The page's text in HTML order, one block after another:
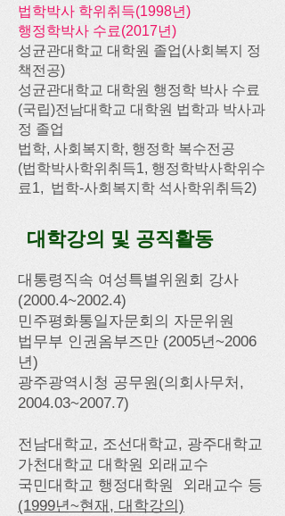
법학박사 학위취득(1998년)
행정학박사 수료(2017년)
성균관대학교 대학원 졸업(사회복지 정
책전공)
성균관대학교 대학원 행정학 박사 수료
​(국립)전남대학교 대학원 법학과 박사과
정 졸업
법학, 사회복지학, 행정학 복수전공​
​(법학박사학위취득1, 행정학박사학위수
료1, 법학-사회복지학 석사학위취득2)
대학강의 및 공직활동
대통령직속 여성특별위원회 강사
(2000.4~2002.4)
민주평화통일자문회의 자문위원
​법무부 인권옴부즈만 (2005년~2006
년)
광주광역시청 공무원(의회사무처,
2004.03~2007.7)
​전남대학교, 조선대학교, 광주대학교
가천대학교 대학원 외래교수
국민대학교 행정대학원 외래교수 등
(1999년~현재, 대학강의)